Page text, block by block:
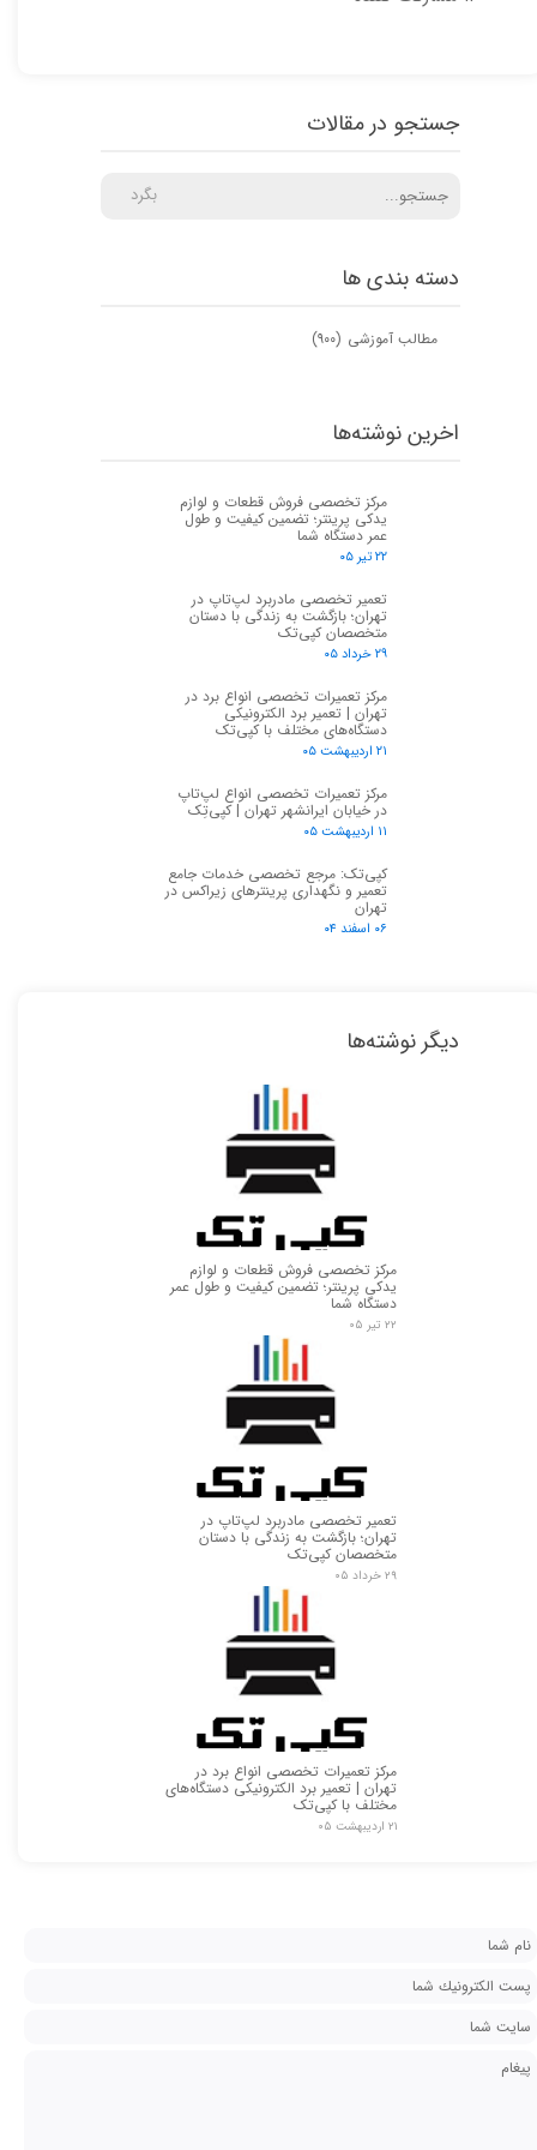
دسته بندی ها
مطالب آموزشی (۹۰۰)
جستجو در مقالات
بگرد
اخرین نوشته‌ها
مرکز تخصصی فروش قطعات و لوازم
یدکی پرینتر؛ تضمین کیفیت و طول
عمر دستگاه شما
۲۲ تیر ۰۵
تعمیر تخصصی مادربرد لپ‌تاپ در
تهران؛ بازگشت به زندگی با دستان
متخصصان کپی‌تک
۲۹ خرداد ۰۵
مرکز تعمیرات تخصصی انواع برد در
تهران | تعمیر برد الکترونیکی
دستگاه‌های مختلف با کپی‌تک
۲۱ اردیبهشت ۰۵
مرکز تعمیرات تخصصی انواع لپ‌تاپ
در خیابان ایرانشهر تهران | کپی‌تِک
۱۱ اردیبهشت ۰۵
کپی‌تک: مرجع تخصصی خدمات جامع
تعمیر و نگهداری پرینترهای زیراکس در
تهران
۰۶ اسفند ۰۴
دیگر نوشته‌ها
مرکز تخصصی فروش قطعات و لوازم
یدکی پرینتر؛ تضمین کیفیت و طول عمر
دستگاه شما
۲۲ تیر ۰۵
تعمیر تخصصی مادربرد لپ‌تاپ در
تهران؛ بازگشت به زندگی با دستان
متخصصان کپی‌تک
۲۹ خرداد ۰۵
مرکز تعمیرات تخصصی انواع برد در
تهران | تعمیر برد الکترونیکی دستگاه‌های
مختلف با کپی‌تک
۲۱ اردیبهشت ۰۵